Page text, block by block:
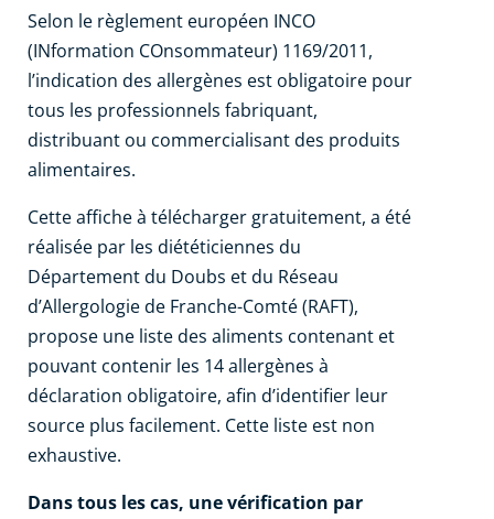
Selon le règlement européen INCO
(INformation COnsommateur) 1169/2011,
l’indication des allergènes est obligatoire pour
tous les professionnels fabriquant,
distribuant ou commercialisant des produits
alimentaires.
Cette affiche à télécharger gratuitement, a été
réalisée par les diététiciennes du
Département du Doubs et du Réseau
d’Allergologie de Franche-Comté (RAFT),
propose une liste des aliments contenant et
pouvant contenir les 14 allergènes à
déclaration obligatoire, afin d’identifier leur
source plus facilement. Cette liste est non
exhaustive.
Dans tous les cas, une vérification par